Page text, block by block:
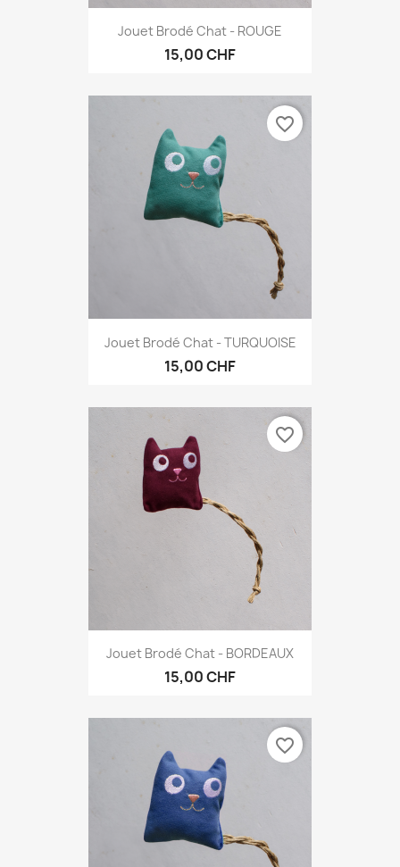
Jouet Brodé Chat - ROUGE
15,00 CHF
Jouet Brodé Chat - TURQUOISE
15,00 CHF
favorite_border
Jouet Brodé Chat - BORDEAUX
15,00 CHF
favorite_border
favorite_border